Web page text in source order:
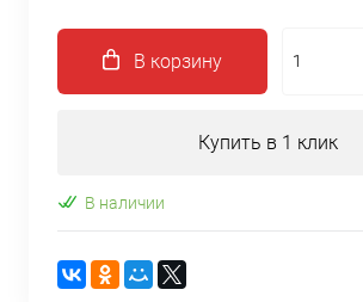
В корзину
Купить в 1 клик
В наличии